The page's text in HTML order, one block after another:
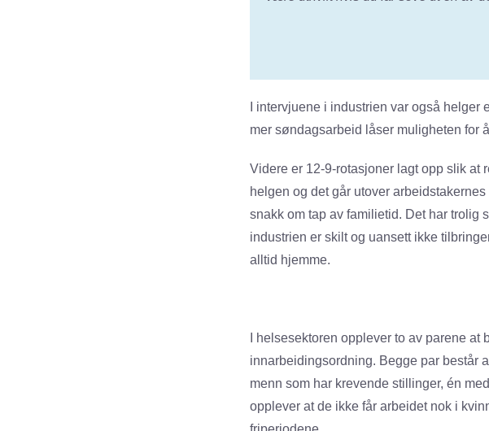
I intervjuene i industrien var også
mer søndagsarbeid låser muligheten for
Videre er 12-9-rotasjoner lagt opp slik at
helgen og det går utover
snakk om tap av familietid. Det har trolig
industrien er skilt og uansett ikke
alltid hjemme.
I helsesektoren opplever to av parene
innarbeidingsordning. Begge par består
menn som har krevende stillinger, én
opplever at de ikke får arbeidet nok i